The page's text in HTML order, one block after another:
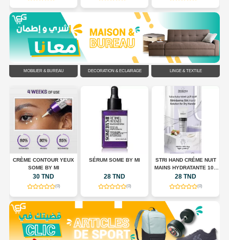
MOBILIER & BUREAU DÉCORATION & ÉCLAIRAGE LINGE & TEXTILE
CRÈME CONTOUR YEUX
SOME BY MI
30 TND
(0)
SÉRUM SOME BY MI
28 TND
(0)
STRI HAND CRÉME NUIT
MAINS HYDRATANTE 100
ML
28 TND
(0)